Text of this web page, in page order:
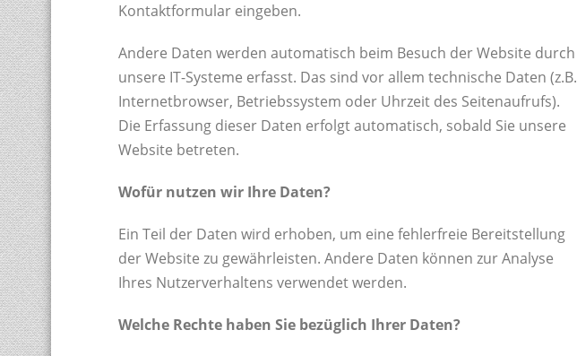
Kontaktformular eingeben.
Andere Daten werden automatisch beim Besuch der Website durch
unsere IT-Systeme erfasst. Das sind vor allem technische Daten (z.B.
Internetbrowser, Betriebssystem oder Uhrzeit des Seitenaufrufs).
Die Erfassung dieser Daten erfolgt automatisch, sobald Sie unsere
Website betreten.
Wofür nutzen wir Ihre Daten?
Ein Teil der Daten wird erhoben, um eine fehlerfreie Bereitstellung
der Website zu gewährleisten. Andere Daten können zur Analyse
Ihres Nutzerverhaltens verwendet werden.
Welche Rechte haben Sie bezüglich Ihrer Daten?